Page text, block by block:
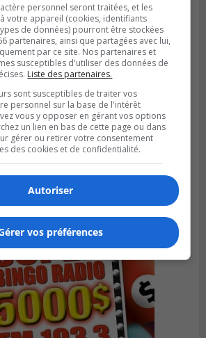
à 13h18
de la Laiterie Coaticook
personnel seront traitées, et les
votre appareil (cookies, identifiants
de données) pourront être stockées
partenaires, ainsi que partagées avec lui,
par ce site. Nos partenaires et
susceptibles d'utiliser des données de
Liste des partenaires.
sont susceptibles de traiter vos
personnel sur la base de l'intérêt
vous y opposer en gérant vos options
un lien en bas de cette page ou dans
gérer ou retirer votre consentement
des cookies et de confidentialité.
Autoriser
vos préférences